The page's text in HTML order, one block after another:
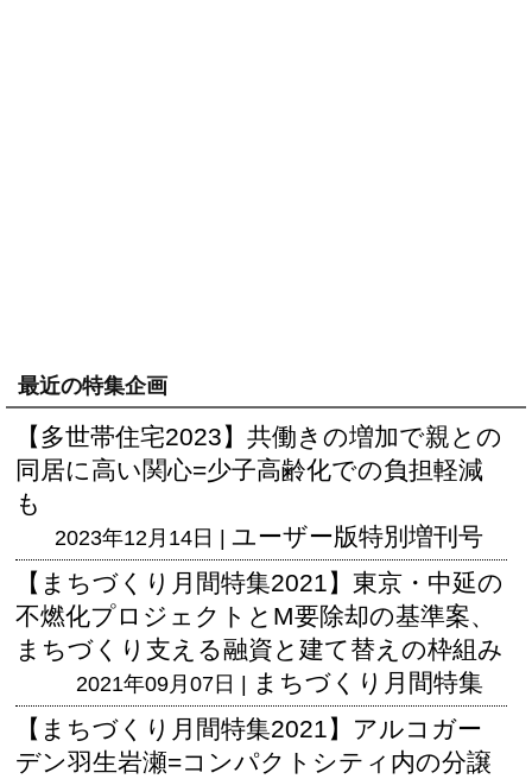
最近の特集企画
【多世帯住宅2023】共働きの増加で親との
同居に高い関心=少子高齢化での負担軽減
も
2023年12月14日 | ユーザー版特別増刊号
【まちづくり月間特集2021】東京・中延の
不燃化プロジェクトとM要除却の基準案、
まちづくり支える融資と建て替えの枠組み
2021年09月07日 | まちづくり月間特集
【まちづくり月間特集2021】アルコガー
デン羽生岩瀬=コンパクトシティ内の分譲